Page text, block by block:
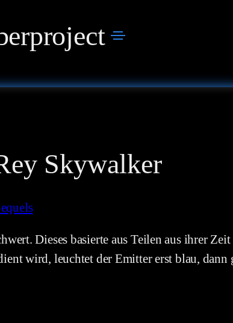
Skywalker
Dieses basierte aus Teilen aus ihrer
wird, leuchtet der Emitter erst blau,